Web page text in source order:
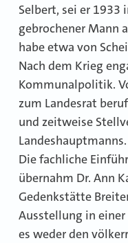
Selbert, sei er
gebrochener Mann
habe etwa von
Nach dem Krieg
Kommunalpolitik.
zum Landesrat
und zeitweise
Landeshauptmanns.
Die fachliche
übernahm Dr. Ann
Gedenkstätte
Ausstellung in
es weder den